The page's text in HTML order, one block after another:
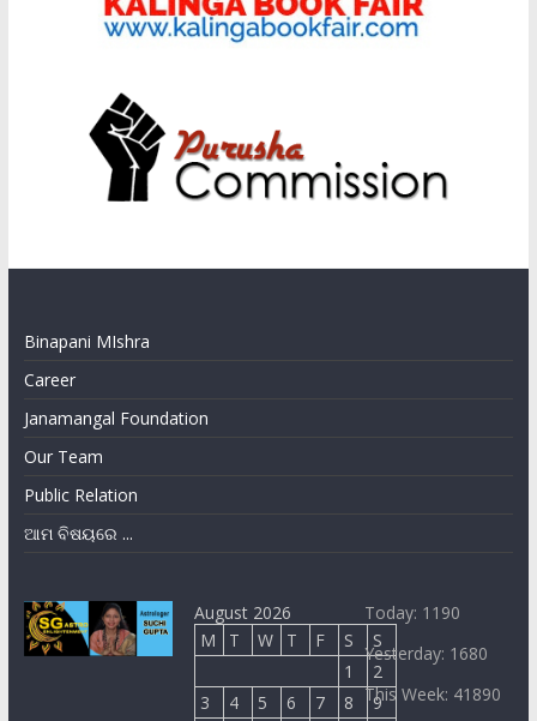
Binapani MIshra
Career
Janamangal Foundation
Our Team
Public Relation
ଆମ ବିଷୟରେ ...
August 2026
M
T W T F S
S
1
2
3
4 5 6 7 8
9
Today: 1190
Yesterday: 1680
This Week: 41890